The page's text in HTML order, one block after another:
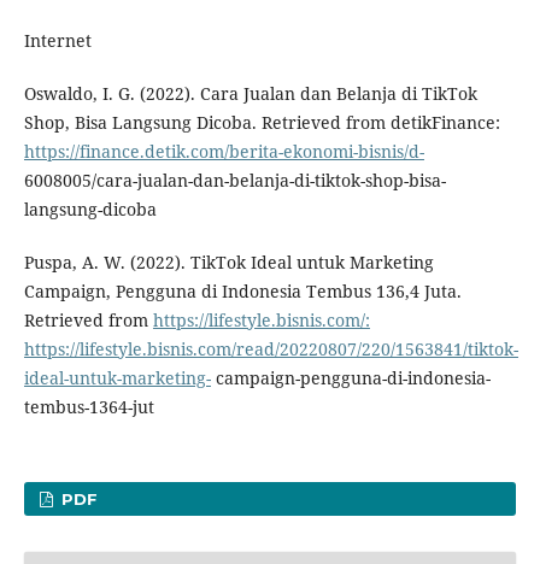
Internet
Oswaldo, I. G. (2022). Cara Jualan dan Belanja di TikTok
Shop, Bisa Langsung Dicoba. Retrieved from detikFinance:
https://finance.detik.com/berita-ekonomi-bisnis/d-
6008005/cara-jualan-dan-belanja-di-tiktok-shop-bisa-
langsung-dicoba
Puspa, A. W. (2022). TikTok Ideal untuk Marketing
Campaign, Pengguna di Indonesia Tembus 136,4 Juta.
Retrieved from https://lifestyle.bisnis.com/:
https://lifestyle.bisnis.com/read/20220807/220/1563841/tiktok-
ideal-untuk-marketing-campaign-pengguna-di-indonesia-
tembus-1364-jut
PDF